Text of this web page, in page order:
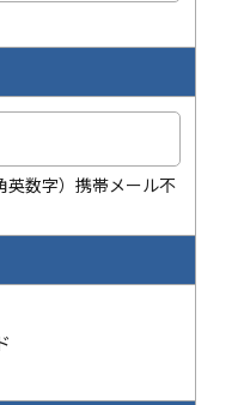
数字）携帯メール不